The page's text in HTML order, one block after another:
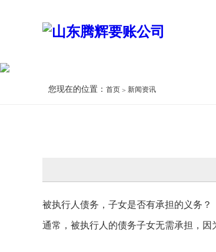
您现在的位置： 首页 新闻资讯
被执行人债务，子女是否有承担的义务？
通常，被执行人的债务子女无需承担，因